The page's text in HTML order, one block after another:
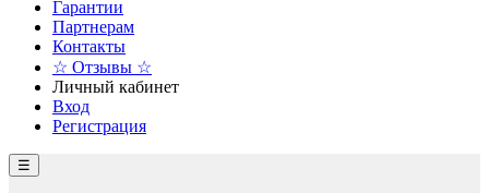
Гарантии
Партнерам
Контакты
☆ Отзывы ☆
Личный кабинет
Вход
Регистрация
☰